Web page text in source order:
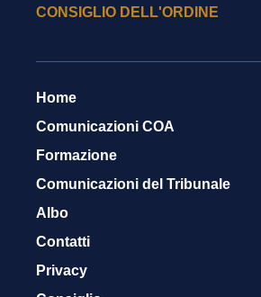
CONSIGLIO DELL'ORDINE
Home
Comunicazioni COA
Formazione
Comunicazioni del Tribunale
Albo
Contatti
Privacy